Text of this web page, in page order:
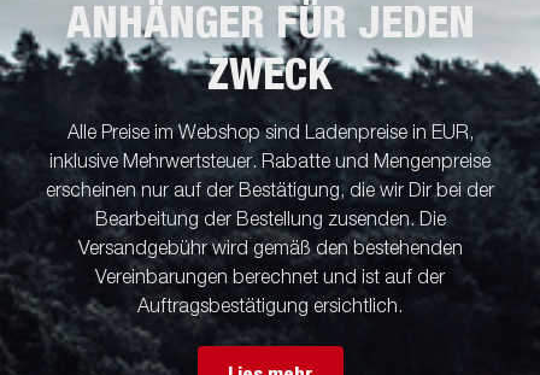
ANHÄNGER FÜR JEDEN
ZWECK
Alle Preise im Webshop sind Ladenpreise in EUR,
inklusive Mehrwertsteuer. Rabatte und Mengenpreise
erscheinen nur auf der Bestätigung, die wir Dir bei der
Bearbeitung der Bestellung zusenden. Die
Versandgebühr wird gemäß den bestehenden
Vereinbarungen berechnet und ist auf der
Auftragsbestätigung ersichtlich.